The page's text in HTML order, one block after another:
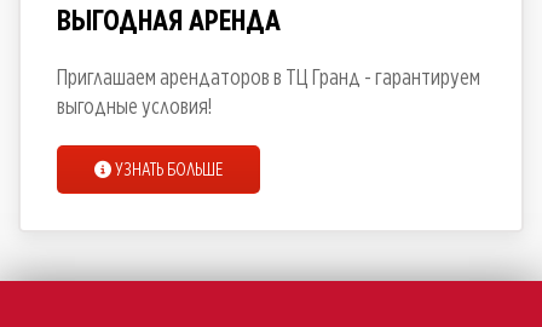
ВЫГОДНАЯ АРЕНДА
Приглашаем арендаторов в ТЦ Гранд - гарантируем
выгодные условия!
УЗНАТЬ БОЛЬШЕ